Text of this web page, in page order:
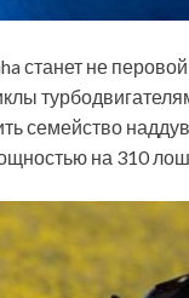
станет не
семейство
на 310